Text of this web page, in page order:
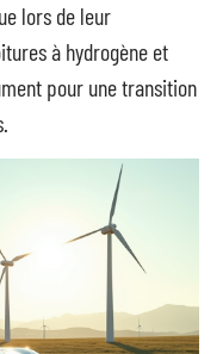
lors de leur
à hydrogène et
pour une transition